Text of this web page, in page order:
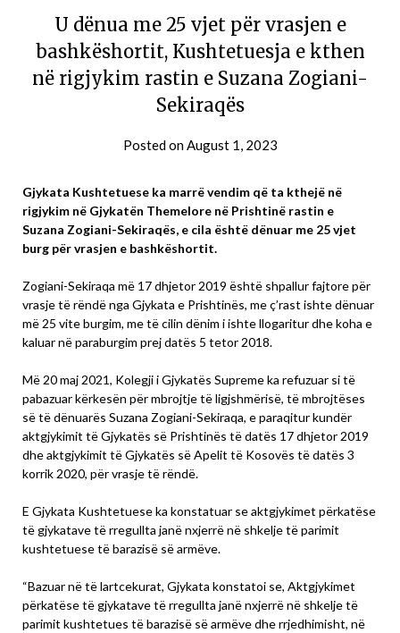
U dënua me 25 vjet për vrasjen e
bashkëshortit, Kushtetuesja e kthen
në rigjykim rastin e Suzana Zogiani-
Sekiraqës
Posted onAugust 1, 2023
Gjykata Kushtetuese ka marrë vendim që ta kthejë në
rigjykim në Gjykatën Themelore në Prishtinë rastin e
Suzana Zogiani-Sekiraqës, e cila është dënuar me 25 vjet
burg për vrasjen e bashkëshortit.
Zogiani-Sekiraqa më 17 dhjetor 2019 është shpallur fajtore për
vrasje të rëndë nga Gjykata e Prishtinës, me ç’rast ishte dënuar
më 25 vite burgim, me të cilin dënim i ishte llogaritur dhe koha e
kaluar në paraburgim prej datës 5 tetor 2018.
Më 20 maj 2021, Kolegji i Gjykatës Supreme ka refuzuar si të
pabazuar kërkesën për mbrojtje të ligjshmërisë, të mbrojtëses
së të dënuarës Suzana Zogiani-Sekiraqa, e paraqitur kundër
aktgjykimit të Gjykatës së Prishtinës të datës 17 dhjetor 2019
dhe aktgjykimit të Gjykatës së Apelit të Kosovës të datës 3
korrik 2020, për vrasje të rëndë.
E Gjykata Kushtetuese ka konstatuar se aktgjykimet përkatëse
të gjykatave të rregullta janë nxjerrë në shkelje të parimit
kushtetuese të barazisë së armëve.
“Bazuar në të lartcekurat, Gjykata konstatoi se, Aktgjykimet
përkatëse të gjykatave të rregullta janë nxjerrë në shkelje të
parimit kushtetues të barazisë së armëve dhe rrjedhimisht, në